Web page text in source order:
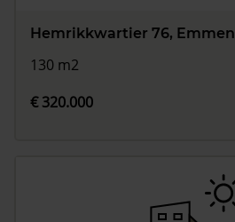
Hemrikkwartier 76, Emmen
130 m2
€ 320.000